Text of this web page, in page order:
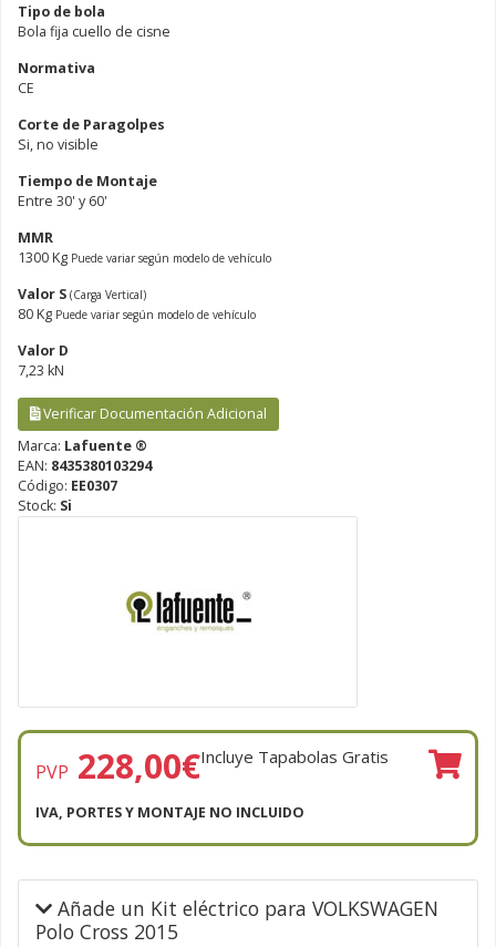
Tipo de bola
Bola fija cuello de cisne
Normativa
CE
Corte de Paragolpes
Si, no visible
Tiempo de Montaje
Entre 30' y 60'
MMR
1300 Kg Puede variar según modelo de vehículo
Valor S (Carga Vertical)
80 Kg Puede variar según modelo de vehículo
Valor D
7,23 kN
Verificar Documentación Adicional
Marca: Lafuente ®
EAN: 8435380103294
Código: EE0307
Stock: Si
PVP 228,00€Incluye Tapabolas Gratis
IVA, PORTES Y MONTAJE NO INCLUIDO
Añade un Kit eléctrico para VOLKSWAGEN
Polo Cross 2015